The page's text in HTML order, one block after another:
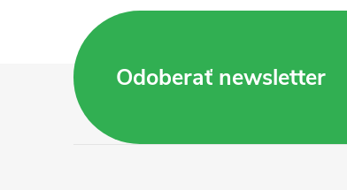
Odoberať newsletter